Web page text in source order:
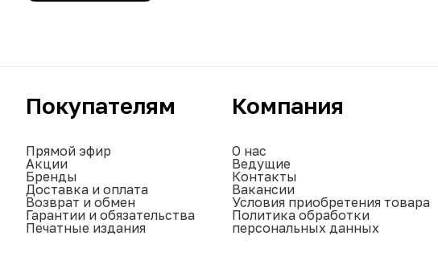
Покупателям
Прямой эфир
Акции
Бренды
Доставка и оплата
Возврат и обмен
Гарантии и обязательства
Печатные издания
Компания
О нас
Ведущие
Контакты
Вакансии
Условия приобретения товара
Политика обработки
персональных данных